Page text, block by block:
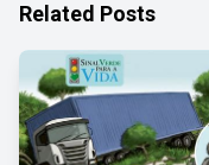
Related Posts